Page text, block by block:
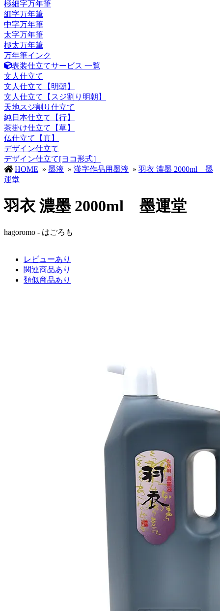
極細字万年筆
細字万年筆
中字万年筆
太字万年筆
極太万年筆
万年筆インク
表装仕立てサービス 一覧
文人仕立て
文人仕立て【明朝】
文人仕立て【スジ割り明朝】
天地スジ割り仕立て
純日本仕立て【行】
茶掛け仕立て【草】
仏仕立て【真】
デザイン仕立て
デザイン仕立て[ヨコ形式］
HOME » 墨液 » 漢字作品用墨液 » 羽衣 濃墨 2000ml 墨
運堂
羽衣 濃墨 2000ml 墨運堂
hagoromo - はごろも
レビューあり
関連商品あり
類似商品あり